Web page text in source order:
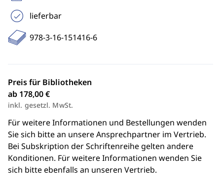
lieferbar
978-3-16-151416-6
Preis für Bibliotheken
ab 178,00 €
inkl. gesetzl. MwSt.
Für weitere Informationen und Bestellungen wenden
Sie sich bitte an unsere Ansprechpartner im Vertrieb.
Bei Subskription der Schriftenreihe gelten andere
Konditionen. Für weitere Informationen wenden Sie
sich bitte ebenfalls an unseren Vertrieb.